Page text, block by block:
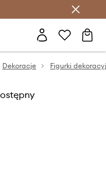
>
Dekoracje Figurki